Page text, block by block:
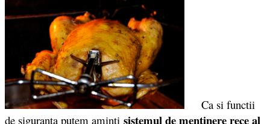
Ca si functii
de siguranta putem aminti sistemul de mentinere rece al